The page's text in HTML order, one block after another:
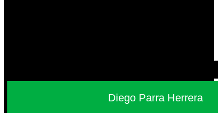
Diego Parra Herrera